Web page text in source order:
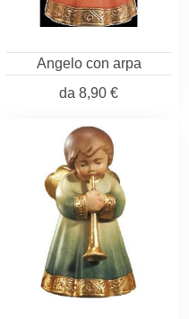
Angelo con arpa
da 8,90 €